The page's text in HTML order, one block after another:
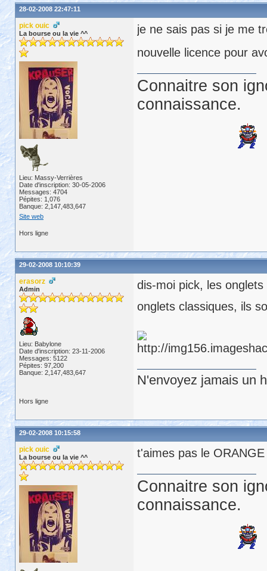
28-02-2008 22:47:11
pick ouic
La bourse ou la vie ^^
Lieu: Massy-Verrières
Date d'inscription: 30-05-2006
Messages: 4704
Pépites: 1,076
Banque: 2,147,483,647
Site web
je ne sais pas si je me
nouvelle licence pour
Connaitre son
connaissance.
Hors ligne
29-02-2008 10:10:39
erasorz
Admin
Lieu: Babylone
Date d'inscription: 23-11-2006
Messages: 5122
Pépites: 97,200
Banque: 2,147,483,647
dis-moi pick, les
onglets classiques, ils
N'envoyez jamais un
Hors ligne
29-02-2008 10:15:58
pick ouic
La bourse ou la vie ^^ t'aimes pas le
Connaitre son
connaissance.